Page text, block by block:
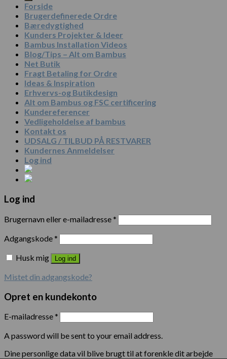
Forside
Brugerdefinerede Ordre
Bæredygtighed
Kunders Projekter & Ideer
Bambus Installation Videos
Blog/Tips – Alt om Bambus
Net Butik
Fragt Betaling for Ordre
Ideas & Inspiration
Erhvervs-og Butikdesign
Alt om Bambus og FSC certificering
Kundereferencer
Vedligeholdelse af bambus
Kontakt os
UDSALG / TILBUD PÅ RESTVARER
Kundernes Anmeldelser
Log ind
Log ind
Brugernavn eller e-mailadresse*
Adgangskode*
Husk mig
Log ind
Mistet din adgangskode?
Opret en kundekonto
E-mailadresse*
A password will be sent to your email address.
Dine personlige data vil blive brugt til at forenkle dit arbejde